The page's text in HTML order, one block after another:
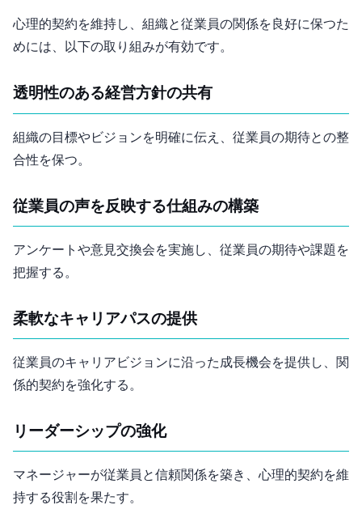
心理的契約を維持し、組織と従業員の関係を良好に保つた
めには、以下の取り組みが有効です。
透明性のある経営方針の共有
組織の目標やビジョンを明確に伝え、従業員の期待との整
合性を保つ。
従業員の声を反映する仕組みの構築
アンケートや意見交換会を実施し、従業員の期待や課題を
把握する。
柔軟なキャリアパスの提供
従業員のキャリアビジョンに沿った成長機会を提供し、関
係的契約を強化する。
リーダーシップの強化
マネージャーが従業員と信頼関係を築き、心理的契約を維
持する役割を果たす。